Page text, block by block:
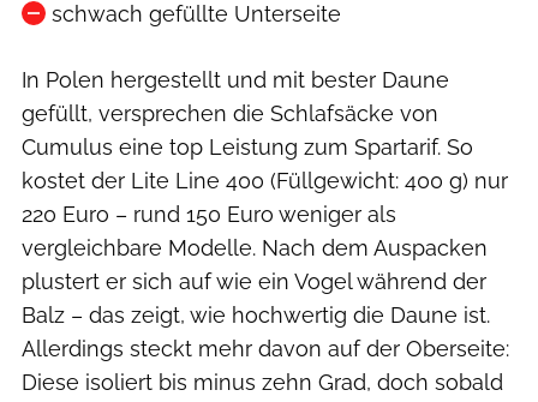
schwach gefüllte Unterseite
In Polen hergestellt und mit bester Daune
gefüllt, versprechen die Schlafsäcke von
Cumulus eine top Leistung zum Spartarif. So
kostet der Lite Line 400 (Füllgewicht: 400 g) nur
220 Euro – rund 150 Euro weniger als
vergleichbare Modelle. Nach dem Auspacken
plustert er sich auf wie ein Vogel während der
Balz – das zeigt, wie hochwertig die Daune ist.
Allerdings steckt mehr davon auf der Oberseite:
Diese isoliert bis minus zehn Grad, doch sobald